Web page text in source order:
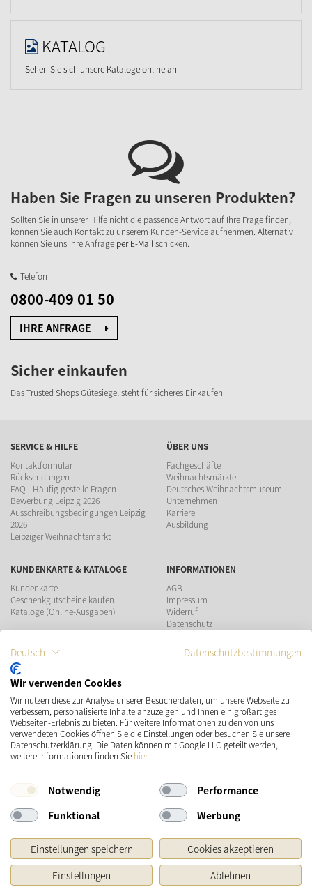
KATALOG
Sehen Sie sich unsere Kataloge online an
Haben Sie Fragen zu unseren Produkten?
Sollten Sie in unserer Hilfe nicht die passende Antwort auf Ihre Frage finden,
können Sie auch Kontakt zu unserem Kunden-Service aufnehmen. Alternativ
können Sie uns Ihre Anfrage per E-Mailschicken.
Telefon
0800-409 01 50
IHRE ANFRAGE
Sicher einkaufen
Das Trusted Shops Gütesiegel steht für sicheres Einkaufen.
SERVICE & HILFE
Kontaktformular
Rücksendungen
FAQ - Häufig gestelle Fragen
Bewerbung Leipzig 2026
Ausschreibungsbedingungen Leipzig
2026
Leipziger Weihnachtsmarkt
ÜBER UNS
Fachgeschäfte
Weihnachtsmärkte
Deutsches Weihnachtsmuseum
Unternehmen
Karriere
Ausbildung
KUNDENKARTE & KATALOGE
Kundenkarte
Geschenkgutscheine kaufen
Kataloge (Online-Ausgaben)
INFORMATIONEN
AGB
Impressum
Widerruf
Datenschutz
ZAHLUNGSMÖGLICHKEITEN
VERSAND SOCIAL MEDIA
* Preisangaben inkl. gesetzl. MwSt. und zzgl.Versandkosten
Ursprünglicher Preis des Händlers, Unverbindliche Preisempfehlung des Herstellers
Copyright © 2026 Käthe Wohlfahrt KG
Deutsch Datenschutzbestimmungen
Wir verwenden Cookies
Wir nutzen diese zur Analyse unserer Besucherdaten, um unsere Webseite zu
verbessern, personalisierte Inhalte anzuzeigen und Ihnen ein großartiges
Webseiten-Erlebnis zu bieten. Für weitere Informationen zu den von uns
verwendeten Cookies öffnen Sie die Einstellungen oder besuchen Sie unsere
Datenschutzerklärung. Die Daten können mit Google LLC geteilt werden,
weitere Informationen finden Sie hier.
Notwendig
Performance
Funktional
Werbung
Einstellungen speichern
Cookies akzeptieren
Einstellungen
Ablehnen